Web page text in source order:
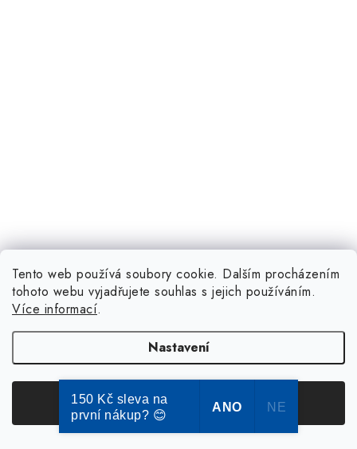
Tento web používá soubory cookie. Dalším procházením
tohoto webu vyjadřujete souhlas s jejich používáním.
Více informací.
Nastavení
Souhlasím
150 Kč sleva na
první nákup? 😊
ANO NE